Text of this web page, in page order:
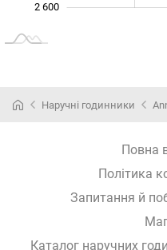
2 600
Наручні годинники
Повна
Політика
Запитання й
Каталог наручних